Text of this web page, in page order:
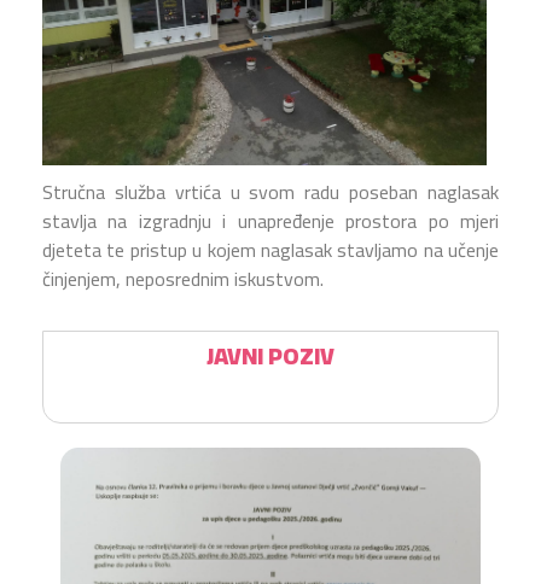
Stručna služba vrtića u svom radu poseban naglasak
stavlja na izgradnju i unapređenje prostora po mjeri
djeteta te pristup u kojem naglasak stavljamo na učenje
činjenjem, neposrednim iskustvom.
JAVNI POZIV